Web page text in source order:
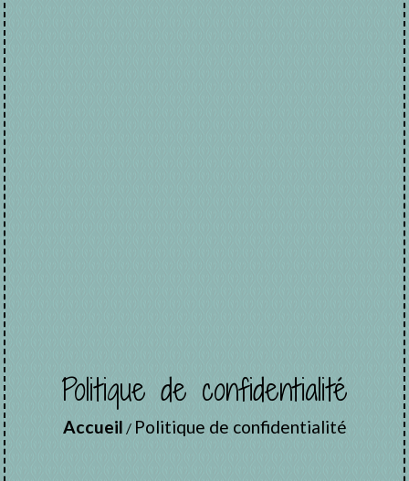
Politique de confidentialité
Accueil / Politique de confidentialité